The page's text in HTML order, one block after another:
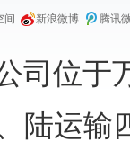
间 新浪微博 腾讯
司位于
陆运输